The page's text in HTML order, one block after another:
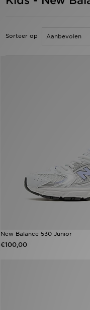
Sorteer op
New Balance 530 Junior
€100,00